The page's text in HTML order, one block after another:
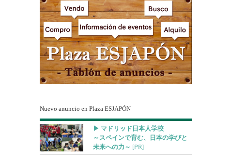
Nuevo anuncio en Plaza ESJAPÓN
▶︎ マドリッド日本人学校
～スペインで育む、日本の学びと
未来への力～ [PR]